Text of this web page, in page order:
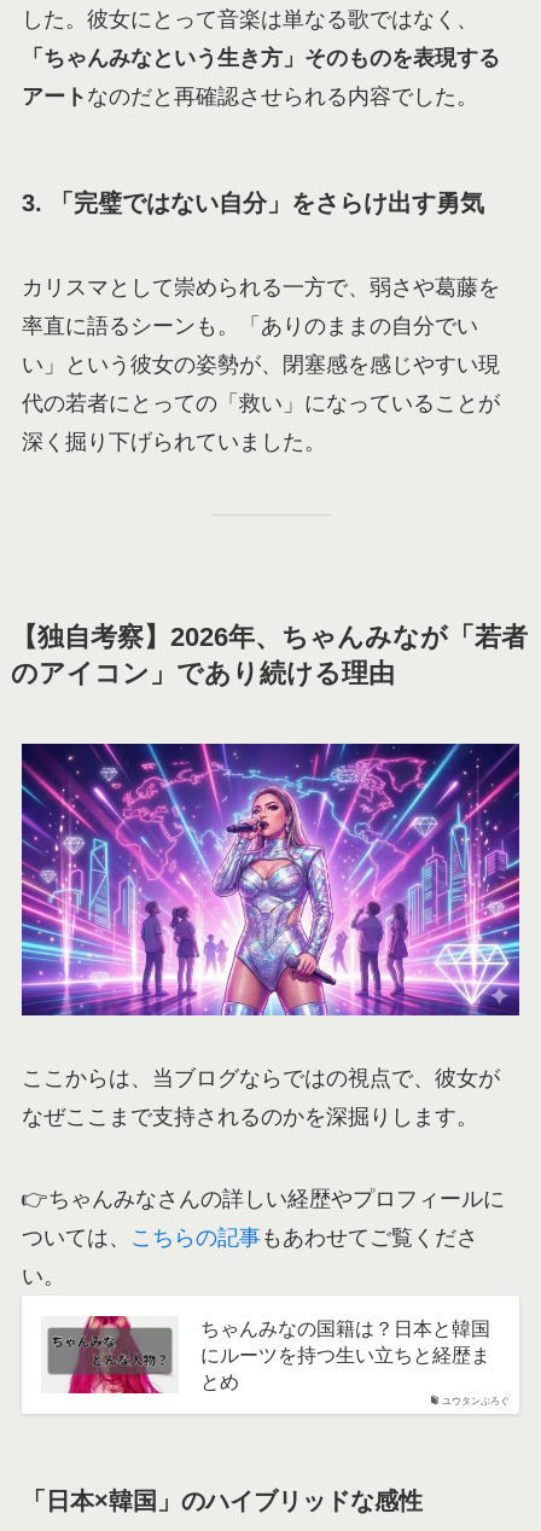
した。彼女にとって音楽は単なる歌ではなく、
「ちゃんみなという生き方」そのものを表現する
アート なのだと再確認させられる内容でした。
3. 「完璧ではない自分」をさらけ出す勇気
カリスマとして崇められる一方で、弱さや葛藤を
率直に語るシーンも。「ありのままの自分でい
い」という彼女の姿勢が、閉塞感を感じやすい現
代の若者にとっての「救い」になっていることが
深く掘り下げられていました。
【独自考察】2026年、ちゃんみなが「若者
のアイコン」であり続ける理由
ここからは、当ブログならではの視点で、彼女が
なぜここまで支持されるのかを深掘りします。
👉ちゃんみなさんの詳しい経歴やプロフィールに
ついては、
こちらの記事もあわせてご覧くださ
い。
ユウタンぶろぐ
ちゃんみなの国籍は？日本と韓国
にルーツを持つ生い立ちと経歴ま
とめ
「日本×韓国」のハイブリッドな感性